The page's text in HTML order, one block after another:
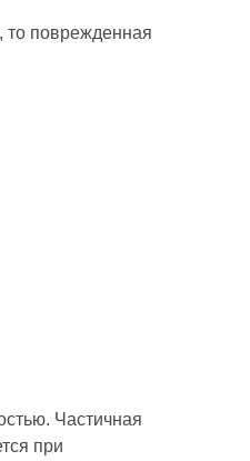
то поврежденная
Частичная
при